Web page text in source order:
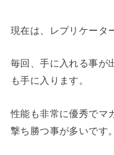
現在は、レプリケータ
毎回、手に入れる事が
も手に入ります。
性能も非常に優秀でマ
撃ち勝つ事が多いです。